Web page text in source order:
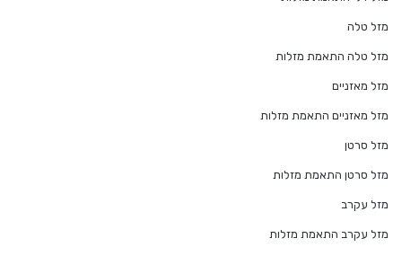
מזל טלה
מזל טלה התאמת מזלות
מזל מאזניים
מזל מאזניים התאמת מזלות
מזל סרטן
מזל סרטן התאמת מזלות
מזל עקרב
מזל עקרב התאמת מזלות